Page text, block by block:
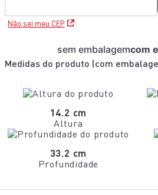
Não sei meu CEP
Medidas do produto (com
sem embalagemcom
14.2 cm
Altura
33.2 cm
Profundidade